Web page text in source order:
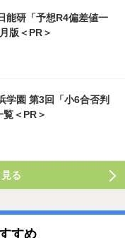
能研「予想R4偏差値一
版＜PR＞
学園 第3回「小6合否判
＜PR＞
る
すめ